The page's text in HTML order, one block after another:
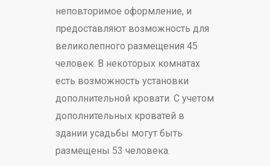
неповторимое оформление, и
предоставляют возможность для
великолепного размещения 45
человек. В некоторых комнатах
есть возможность установки
дополнительной кровати. С учетом
дополнительных кроватей в
здании усадьбы могут быть
размещены 53 человека.